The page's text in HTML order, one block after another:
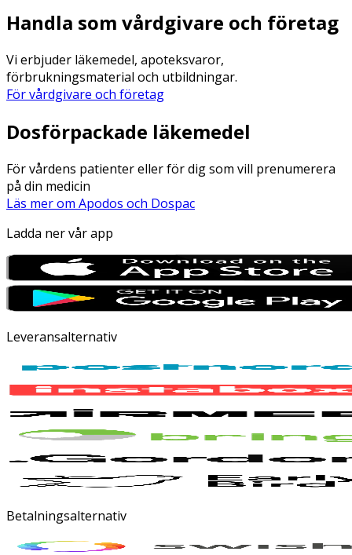
Handla som vårdgivare och företag
Vi erbjuder läkemedel, apoteksvaror,
förbrukningsmaterial och utbildningar.
För vårdgivare och företag
Dosförpackade läkemedel
För vårdens patienter eller för dig som vill prenumerera
på din medicin
Läs mer om Apodos och Dospac
Ladda ner vår app
Leveransalternativ
Betalningsalternativ